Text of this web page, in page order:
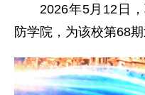
2026年5月12日
防学院，为该校第68